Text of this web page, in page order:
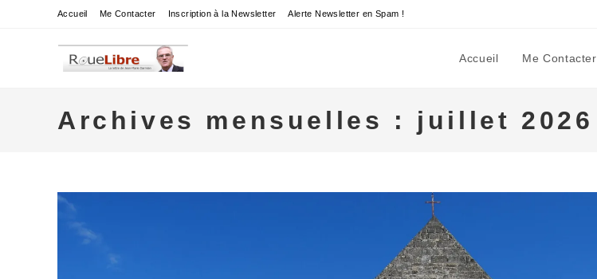
Accueil Me Contacter Inscription à la Newsletter Alerte Newsletter en Spam !
Accueil Me Contacter
Archives mensuelles : juillet 2026